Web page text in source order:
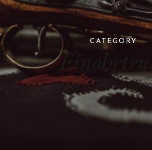
CATEGORY
Einohrtrutz